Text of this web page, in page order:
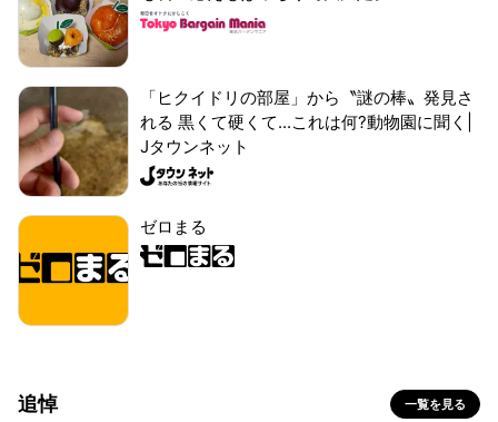
「ヒクイドリの部屋」から〝謎の棒〟発見さ
れる 黒くて硬くて...これは何?動物園に聞く|
Jタウンネット
ゼロまる
追悼 一覧を見る